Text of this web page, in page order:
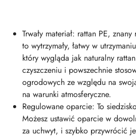
Trwały materiał: rattan PE,
to wytrzymały, łatwy w
który wygląda jak naturalny
czyszczeniu i powszechnie
ogrodowych ze względu na
na warunki atmosferyczne.
Regulowane oparcie: To
Możesz ustawić oparcie w
za uchwyt, i szybko przywrócić